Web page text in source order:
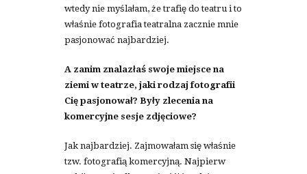
wtedy nie myślałam, że trafię do teatru i to
właśnie fotografia teatralna zacznie mnie
pasjonować najbardziej.
A zanim znalazłaś swoje miejsce na
ziemi w teatrze, jaki rodzaj fotografii
Cię pasjonował? Były zlecenia na
komercyjne sesje zdjęciowe?
Jak najbardziej. Zajmowałam się właśnie
tzw. fotografią komercyjną. Najpierw